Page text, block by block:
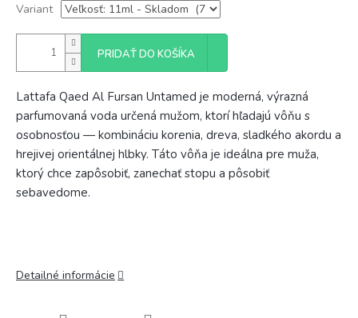
Variant
PRIDAŤ DO KOŠÍKA
Lattafa Qaed Al Fursan Untamed je moderná, výrazná
parfumovaná voda určená mužom, ktorí hľadajú vôňu s
osobnosťou — kombináciu korenia, dreva, sladkého akordu a
hrejivej orientálnej hlbky. Táto vôňa je ideálna pre muža,
ktorý chce zapôsobiť, zanechať stopu a pôsobiť
sebavedome.
Detailné informácie